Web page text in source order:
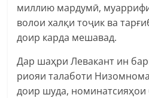
миллию мардумӣ,
волои халқи тоҷик ва
доир карда мешавад.
Дар шаҳри Левакант ин
риояи талаботи
доир шуда, номинатсияҳои